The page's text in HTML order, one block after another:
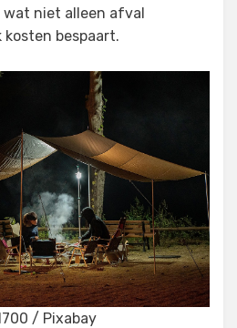
niet alleen afval
bespaart.
/ Pixabay